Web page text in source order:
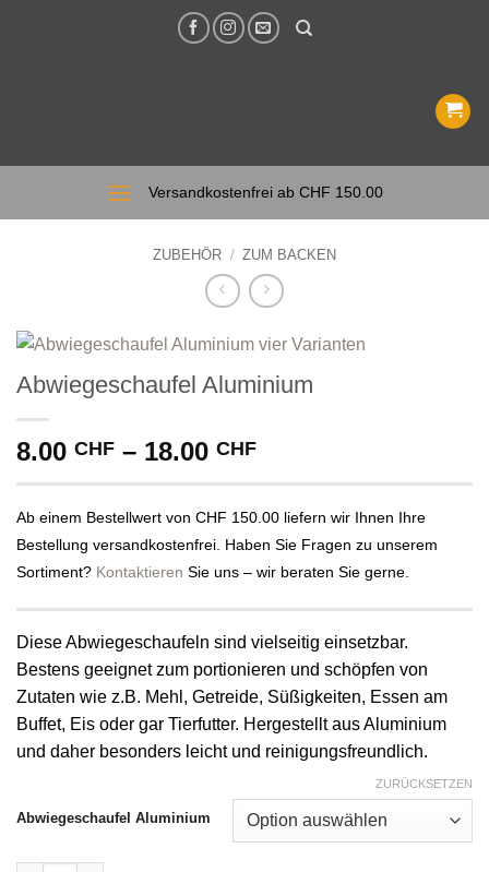
Versandkostenfrei ab CHF 150.00
ZUBEHÖR / ZUM BACKEN
Abwiegeschaufel Aluminium
8.00 CHF – 18.00 CHFPreisspanne:
8.00 CHF
18.00 CHF
Ab einem Bestellwert von CHF 150.00 liefern wir Ihnen Ihre
Bestellung versandkostenfrei. Haben Sie Fragen zu unserem
Sortiment? Kontaktieren Sie uns – wir beraten Sie gerne.
Diese Abwiegeschaufeln sind vielseitig einsetzbar.
Bestens geeignet zum portionieren und schöpfen von
Zutaten wie z.B. Mehl, Getreide, Süßigkeiten, Essen am
Buffet, Eis oder gar Tierfutter. Hergestellt aus Aluminium
und daher besonders leicht und reinigungsfreundlich.
Abwiegeschaufel Aluminium
ZURÜCKSETZEN